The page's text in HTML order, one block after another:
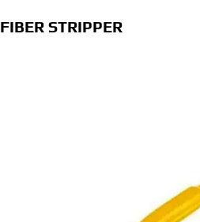
FIBER STRIPPER